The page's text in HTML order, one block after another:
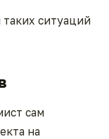
ситуаций
сам
на